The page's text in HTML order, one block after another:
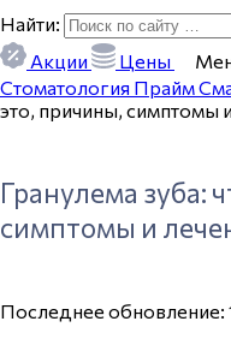
Найти:
Акции
Цены
Стоматология Прайм
это, причины, симптомы
Гранулема зуба:
симптомы и
Последнее обновление: